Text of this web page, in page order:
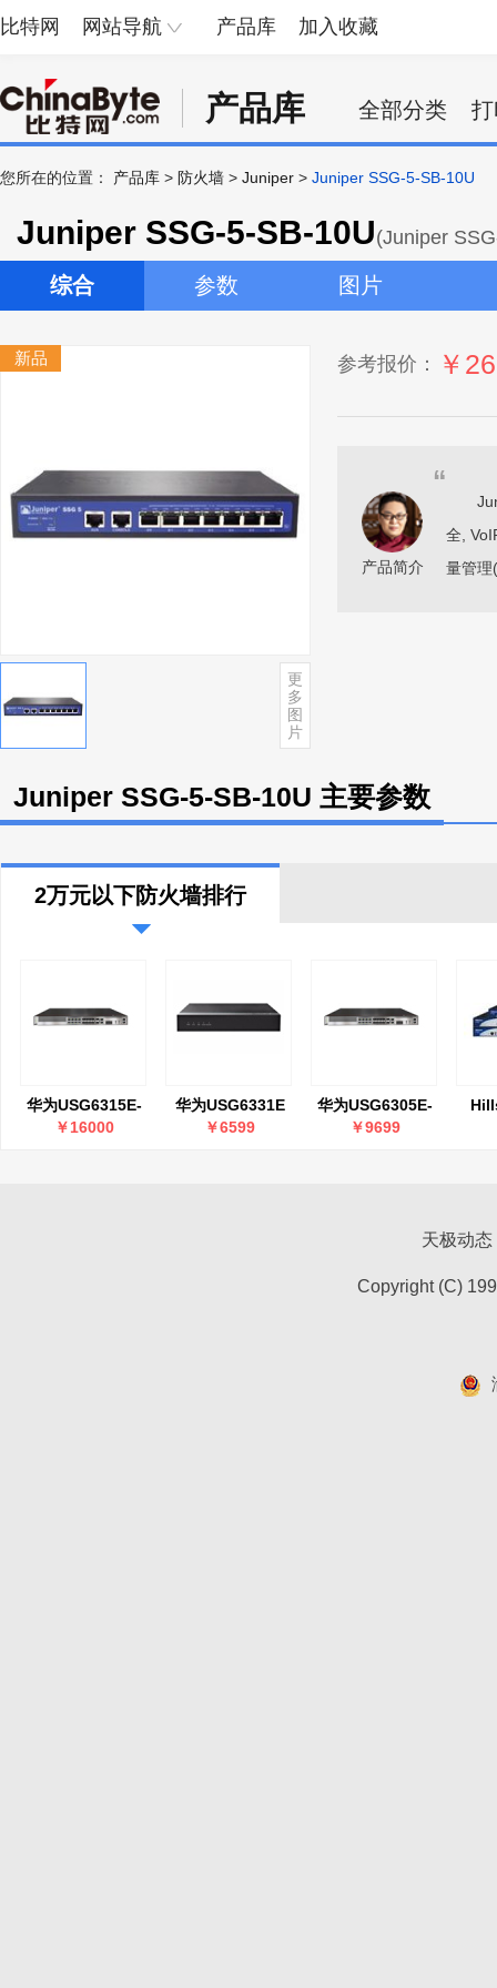
比特网 网站导航 产品库 加入收藏
产品库 全部分类
您所在的位置： 产品库 > 防火墙 > Juniper > Juniper SSG-5-SB-10U
Juniper SSG-5-SB-10U(Juniper
综合 参数 图片
新品
更
多
图
片
参考报价： ￥
产品简介
“
全,
量管理
Juniper SSG-5-SB-10U 主要参数
2万元以下防火墙排行
华为USG6315E-
AC
￥16000
华为USG6331E
￥6599
华为USG6305E-
AC
￥9699
天极动态
Copyright (C)